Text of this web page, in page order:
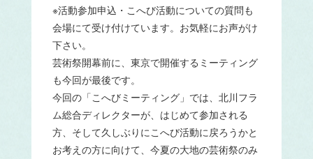
※活動参加申込・こへび活動についての質問も
会場にて受け付けています。お気軽にお声がけ
下さい。
芸術祭開幕前に、東京で開催するミーティング
も今回が最後です。
今回の「こへびミーティング」では、北川フラ
ム総合ディレクターが、はじめて参加される
方、そして久しぶりにこへび活動に戻ろうかと
お考えの方に向けて、今夏の大地の芸術祭のみ